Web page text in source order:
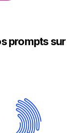
prompts sur